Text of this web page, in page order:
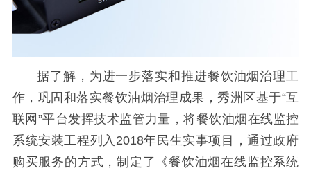
据了解，为进一步落实和推进餐饮油烟治理工
作，巩固和落实餐饮油烟治理成果，秀洲区基于“互
联网”平台发挥技术监管力量，将餐饮油烟在线监控
系统安装工程列入2018年民生实事项目，通过政府
购买服务的方式，制定了《餐饮油烟在线监控系统